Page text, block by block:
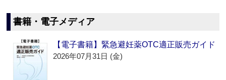
書籍・電子メディア
【電子書籍】緊急避妊薬OTC適正販売ガイド
2026年07月31日 (金)